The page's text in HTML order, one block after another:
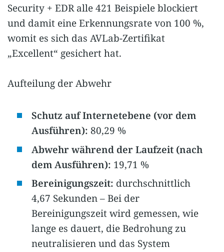
Security + EDR alle 421 Beispiele blockiert
und damit eine Erkennungsrate von 100 %,
womit es sich das AVLab-Zertifikat
„Excellent“ gesichert hat.
Aufteilung der Abwehr
Schutz auf Internetebene (vor dem
Ausführen): 80,29 %
Abwehr während der Laufzeit (nach
dem Ausführen): 19,71 %
Bereinigungszeit: durchschnittlich
4,67 Sekunden – Bei der
Bereinigungszeit wird gemessen, wie
lange es dauert, die Bedrohung zu
neutralisieren und das System